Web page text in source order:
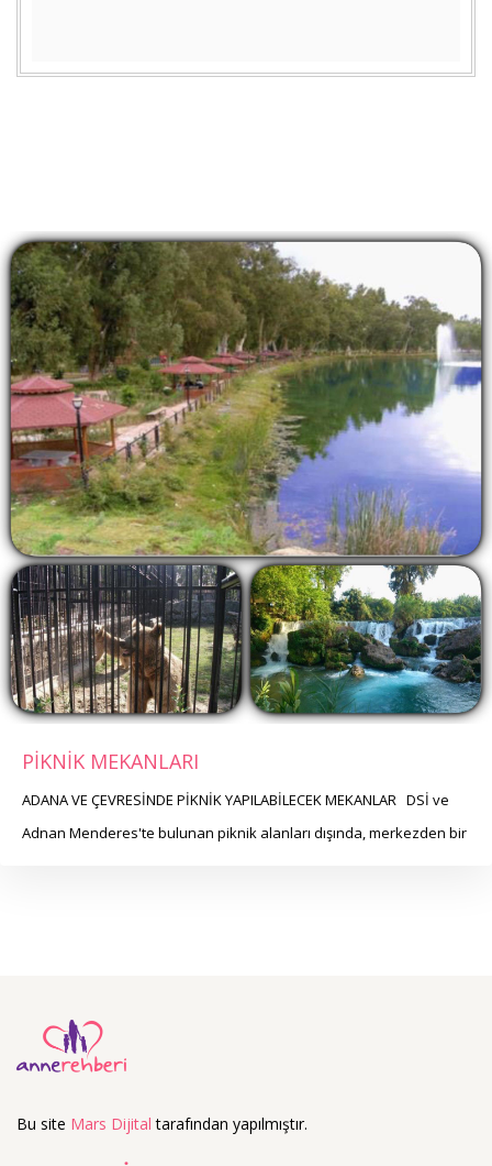
PİKNİK MEKANLARI
ADANA VE ÇEVRESİNDE PİKNİK YAPILABİLECEK MEKANLAR DSİ ve
Adnan Menderes'te bulunan piknik alanları dışında, merkezden bir
Bu site Mars Dijital tarafından yapılmıştır.